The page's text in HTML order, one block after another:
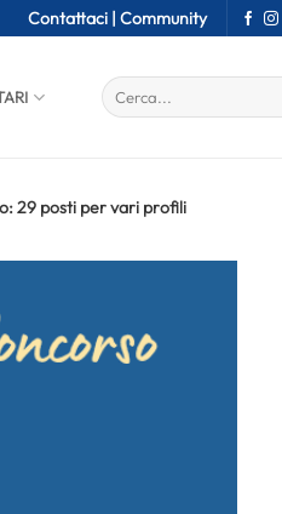
Contattaci | Community
29 posti per vari profili